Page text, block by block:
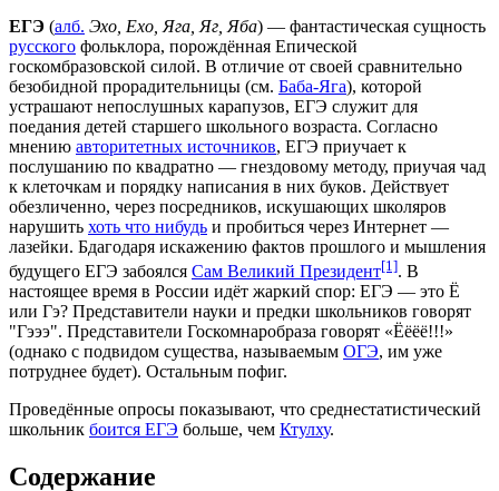
ЕГЭ (алб. Эхо, Ехо, Яга, Яг, Яба) — фантастическая сущность
русского фольклора, порождённая Епической
госкомбразовской силой. В отличие от своей сравнительно
безобидной прорадительницы (см. Баба-Яга), которой
устрашают непослушных карапузов, ЕГЭ служит для
поедания детей старшего школьного возраста. Согласно
мнению авторитетных источников, ЕГЭ приучает к
послушанию по квадратно — гнездовому методу, приучая чад
к клеточкам и порядку написания в них буков. Действует
обезличенно, через посредников, искушающих школяров
нарушить хоть что нибудь и пробиться через Интернет —
лазейки. Бдагодаря искажению фактов прошлого и мышления
будущего ЕГЭ забоялся Сам Великий Президент[1]. В
настоящее время в России идёт жаркий спор: ЕГЭ — это Ё
или Гэ? Представители науки и предки школьников говорят
"Гэээ". Представители Госкомнаробраза говорят «Ёёёё!!!»
(однако с подвидом существа, называемым ОГЭ, им уже
потруднее будет). Остальным пофиг.
Проведённые опросы показывают, что среднестатистический
школьник боится ЕГЭ больше, чем Ктулху.
Содержание